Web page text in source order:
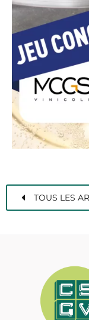
TOUS LES